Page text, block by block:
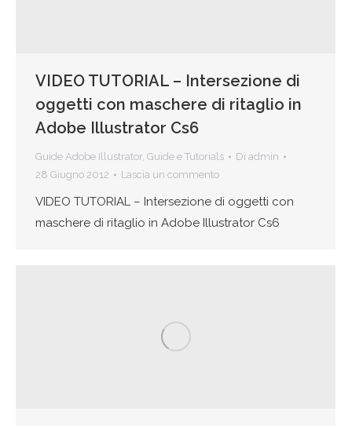
VIDEO TUTORIAL – Intersezione di
oggetti con maschere di ritaglio in
Adobe Illustrator Cs6
Guide Adobe Illustrator, Guide e Tutorials Di admin
28 Giugno 2012
Lascia un commento
VIDEO TUTORIAL – Intersezione di oggetti con
maschere di ritaglio in Adobe Illustrator Cs6